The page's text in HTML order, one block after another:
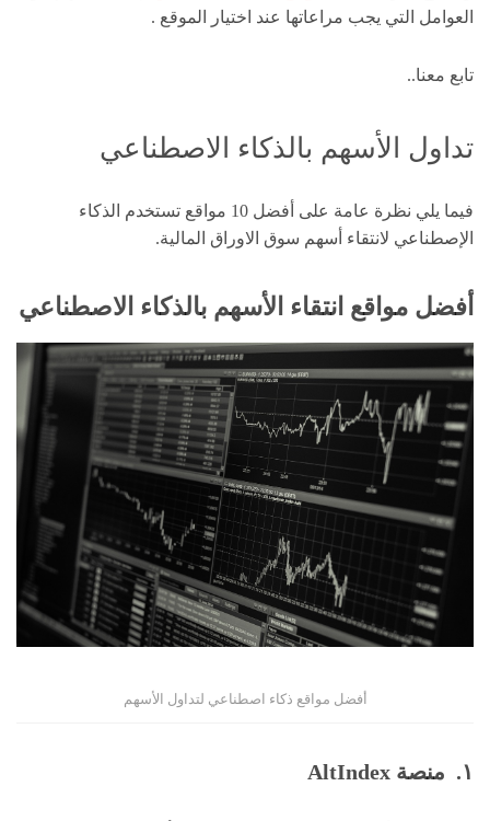
العوامل التي يجب مراعاتها عند اختيار الموقع .
تابع معنا..
تداول الأسهم بالذكاء الاصطناعي
فيما يلي نظرة عامة على أفضل 10 مواقع تستخدم الذكاء
الإصطناعي لانتقاء أسهم سوق الاوراق المالية.
أفضل مواقع انتقاء الأسهم بالذكاء الاصطناعي
أفضل مواقع ذكاء اصطناعي لتداول الأسهم
١. منصة AltIndex